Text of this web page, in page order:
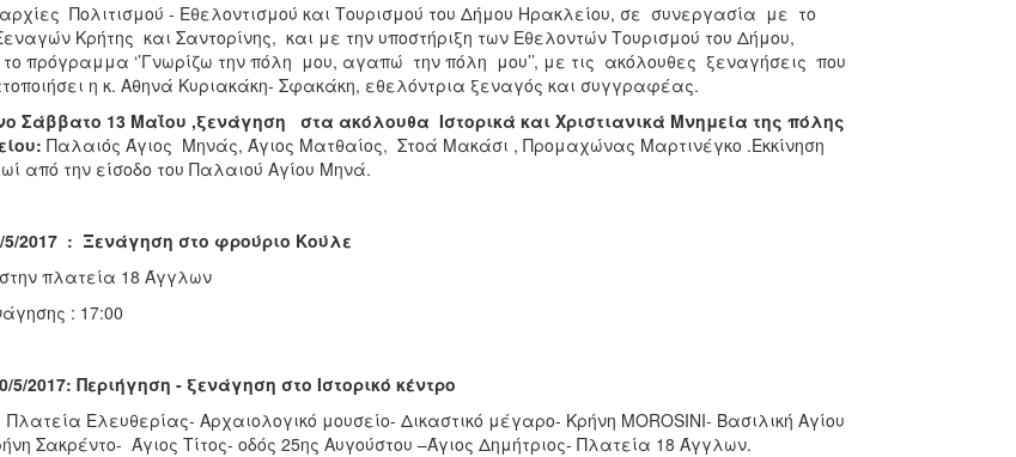
Πολιτισμού - Εθελοντισμού και Τουρισμού του Δήμου Ηρακλείου, σε συνεργασία με το
Κρήτης και Σαντορίνης, και με την υποστήριξη των Εθελοντών Τουρισμού του Δήμου,
το πρόγραμμα ‘’Γνωρίζω την πόλη μου, αγαπώ την πόλη μου’’, με τις ακόλουθες ξεναγήσεις που
η κ. Αθηνά Κυριακάκη- Σφακάκη, εθελόντρια ξεναγός και συγγραφέας.
Σάββατο 13 Μαΐου ,ξενάγηση στα ακόλουθα Ιστορικά και Χριστιανικά Μνημεία της πόλης
Παλαιός Άγιος Μηνάς, Άγιος Ματθαίος, Στοά Μακάσι , Προμαχώνας Μαρτινέγκο .Εκκίνηση
από την είσοδο του Παλαιού Αγίου Μηνά.
5/2017 : Ξενάγηση στο φρούριο Κούλε
πλατεία 18 Άγγλων
: 17:00
5/2017: Περιήγηση - ξενάγηση στο Ιστορικό κέντρο
Πλατεία Ελευθερίας- Αρχαιολογικό μουσείο- Δικαστικό μέγαρο- Κρήνη MOROSINI- Βασιλική Αγίου
Σακρέντο- Άγιος Τίτος- οδός 25ης Αυγούστου –Άγιος Δημήτριος- Πλατεία 18 Άγγλων.